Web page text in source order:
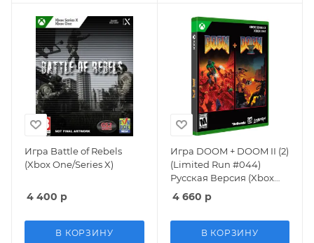
Игра Battle of Rebels
(Xbox One/Series X)
4 400 р
В КОРЗИНУ
Игра DOOM + DOOM II (2)
(Limited Run #044)
Русская Версия (Xbox
One/Series X)
4 660 р
В КОРЗИНУ